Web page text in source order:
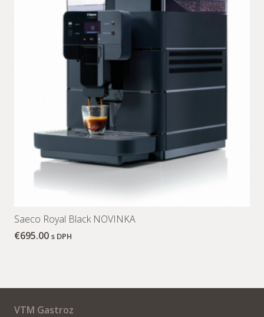
Saeco Royal Black NOVINKA
€695.00 s DPH
VTM Gastroz